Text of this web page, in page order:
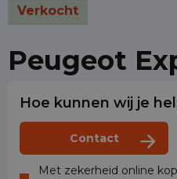
Verkocht
Peugeot
Hoe kunnen wij je
Contact
Met zekerheid online